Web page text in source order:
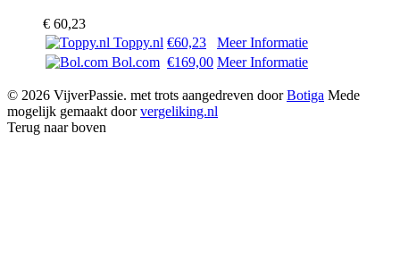
€ 60,23
Toppy.nl €60,23
Meer Informatie
Bol.com €169,00 Meer Informatie
© 2026 VijverPassie. met trots aangedreven doorBotiga Mede
mogelijk gemaakt doorvergeliking.nl
Terug naar boven